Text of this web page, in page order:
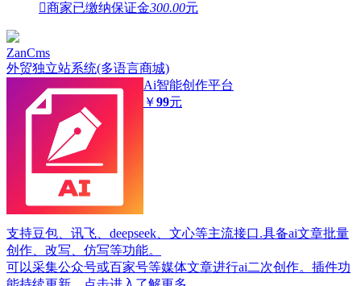
商家已缴纳保证金300.00元
ZanCms
外贸独立站系统(多语言商城)
Ai智能创作平台
￥99元
支持豆包、讯飞、deepseek、文心等主流接口.具备ai文章批量
创作、改写、仿写等功能。
可以采集公众号或百家号等媒体文章进行ai二次创作。插件功